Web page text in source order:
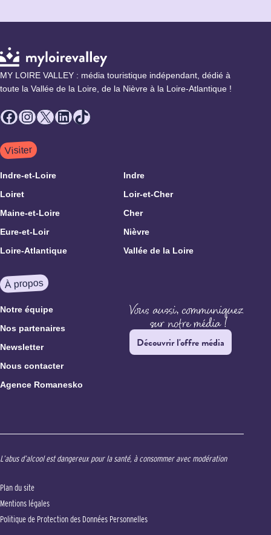
MY LOIRE VALLEY : média touristique indépendant, dédié à
toute la Vallée de la Loire, de la Nièvre à la Loire-Atlantique !
Facebook
Instagram
X LinkedIn
TikTok
Visiter
Indre-et-Loire
Indre
Loiret
Loir-et-Cher
Maine-et-Loire
Cher
Eure-et-Loir
Nièvre
Loire-Atlantique
Vallée de la Loire
À propos
Notre équipe
Nos partenaires
Newsletter
Nous contacter
Agence Romanesko
Découvrir l'offre média
L’abus d’alcool est dangereux pour la santé, à consommer avec modération
Plan du site
Mentions légales
Politique de Protection des Données Personnelles